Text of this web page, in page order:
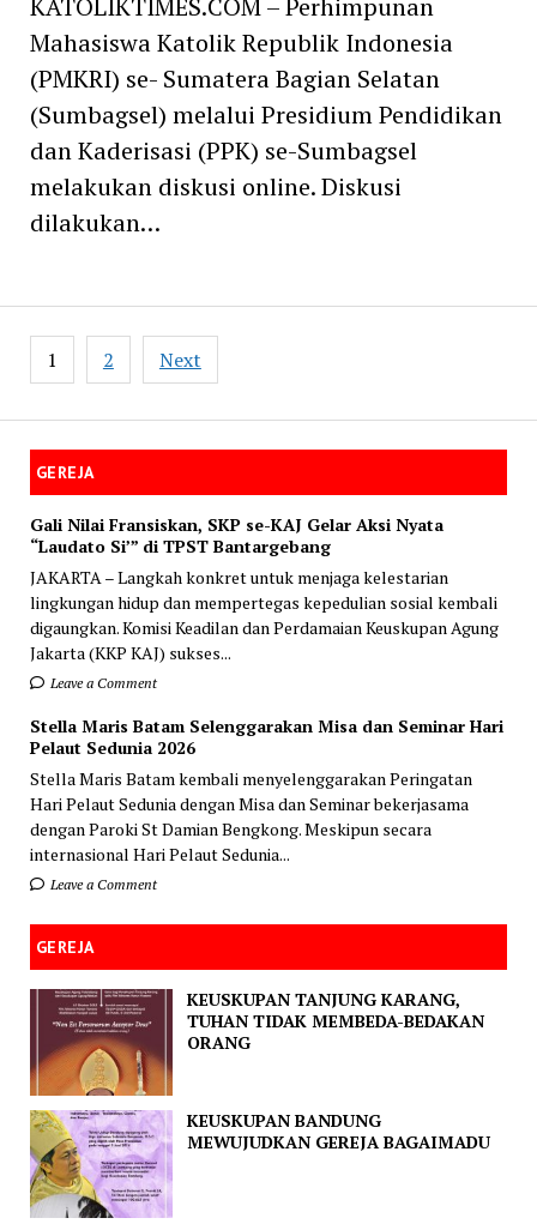
GEREJA
Gali Nilai Fransiskan, SKP se-KAJ Gelar Aksi Nyata
“Laudato Si’” di TPST Bantargebang
JAKARTA – Langkah konkret untuk menjaga kelestarian
lingkungan hidup dan mempertegas kepedulian sosial kembali
digaungkan. Komisi Keadilan dan Perdamaian Keuskupan Agung
Jakarta (KKP KAJ) sukses...
Leave a Comment
Stella Maris Batam Selenggarakan Misa dan Seminar Hari
Pelaut Sedunia 2026
Stella Maris Batam kembali menyelenggarakan Peringatan
Hari Pelaut Sedunia dengan Misa dan Seminar bekerjasama
dengan Paroki St Damian Bengkong. Meskipun secara
internasional Hari Pelaut Sedunia...
Leave a Comment
GEREJA
KEUSKUPAN TANJUNG KARANG,
TUHAN TIDAK MEMBEDA-BEDAKAN
ORANG
KEUSKUPAN BANDUNG
MEWUJUDKAN GEREJA BAGAIMADU
KATOLIKTIMES.COM – Perhimpunan
Mahasiswa Katolik Republik Indonesia
(PMKRI) se- Sumatera Bagian Selatan
(Sumbagsel) melalui Presidium Pendidikan
dan Kaderisasi (PPK) se-Sumbagsel
melakukan diskusi online. Diskusi
dilakukan…
Posts
navigation
1 2 Next